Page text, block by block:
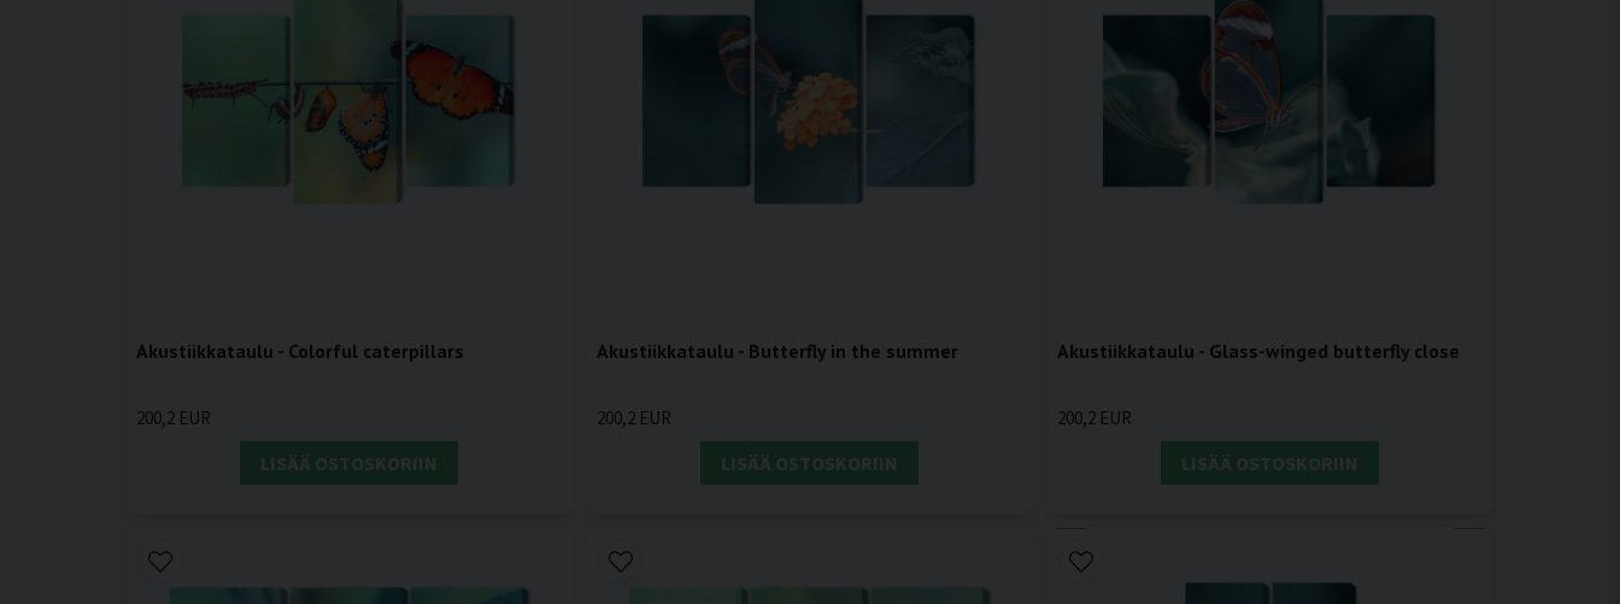
Akustiikkataulu - Colorful caterpillars
200,2 EUR
LISÄÄ OSTOSKORIIN
Akustiikkataulu - Butterfly in the summer
200,2 EUR
LISÄÄ OSTOSKORIIN
Akustiikkataulu - Glass-winged butterfly close
200,2 EUR
LISÄÄ OSTOSKORIIN